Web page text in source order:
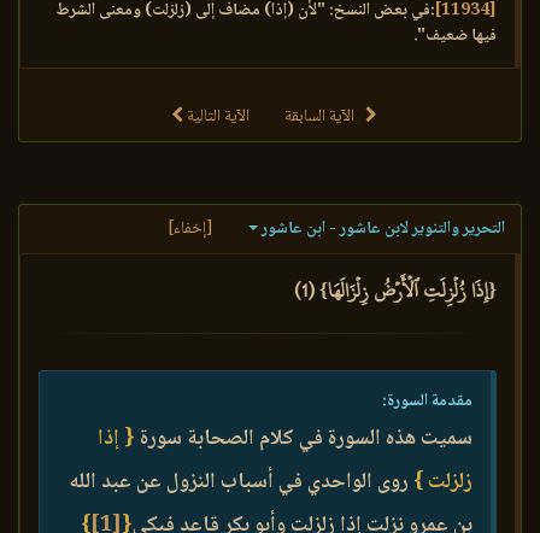
[11934]
:في بعض النسخ: "لأن (إذا) مضاف إلى (زلزلت) ومعنى الشرط
فيها ضعيف".
الآية السابقة الآية التالية
التحرير والتنوير لابن عاشور - ابن عاشور [إخفاء]
{إِذَا زُلۡزِلَتِ ٱلۡأَرۡضُ زِلۡزَالَهَا} (1)
مقدمة السورة:
سميت هذه السورة في كلام الصحابة سورة { إذا
زلزلت } روى الواحدي في أسباب النزول عن عبد الله
بن عمرو نزلت إذا زلزلت وأبو بكر قاعد فبكى{
[1]
}